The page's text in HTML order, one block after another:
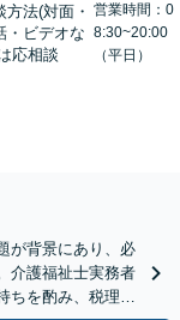
方法(対面・
・ビデオな
応相談
営業時間：0
8:30~20:00
（平日）
が背景にあり、必
介護福祉士実務者
ちを酌み、税理士